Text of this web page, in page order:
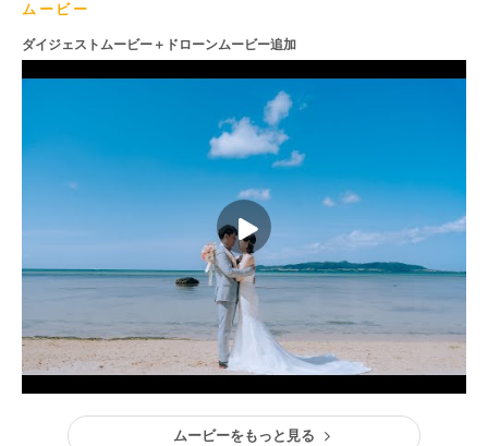
ムービー
ダイジェストムービー＋ドローンムービー追加
ムービーをもっと見る